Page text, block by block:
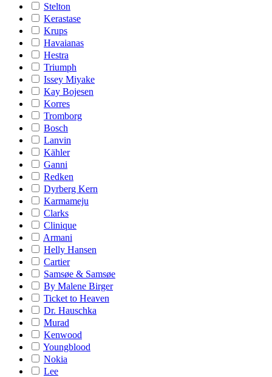
Stelton
Kerastase
Krups
Havaianas
Hestra
Triumph
Issey Miyake
Kay Bojesen
Korres
Tromborg
Bosch
Lanvin
Kähler
Ganni
Redken
Dyrberg Kern
Karmameju
Clarks
Clinique
Armani
Helly Hansen
Cartier
Samsøe & Samsøe
By Malene Birger
Ticket to Heaven
Dr. Hauschka
Murad
Kenwood
Youngblood
Nokia
Lee